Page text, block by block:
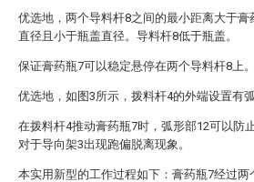
优选地，两个导料杆8之间的最小距离大于膏
直径且小于瓶盖直径。导料杆8低于瓶盖。
保证膏药瓶7可以稳定悬停在两个导料杆8上。
优选地，如图3所示，拨料杆4的外端设置有弧
在拨料杆4推动膏药瓶7时，弧形部12可以防
对于导向架3出现跑偏脱离现象。
本实用新型的工作过程如下：膏药瓶7经过两